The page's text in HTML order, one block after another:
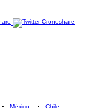
México Chile